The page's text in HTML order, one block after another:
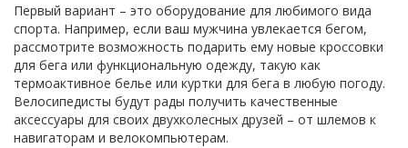
Первый вариант – это оборудование для любимого вида
спорта. Например, если ваш мужчина увлекается бегом,
рассмотрите возможность подарить ему новые кроссовки
для бега или функциональную одежду, такую как
термоактивное белье или куртки для бега в любую погоду.
Велосипедисты будут рады получить качественные
аксессуары для своих двухколесных друзей – от шлемов к
навигаторам и велокомпьютерам.